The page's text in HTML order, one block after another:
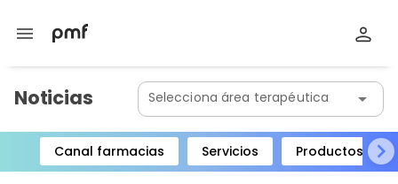
menu
Noticias Selecciona área terapéutica arrow_drop_down
Canal farmacias Servicios
Productos
Item